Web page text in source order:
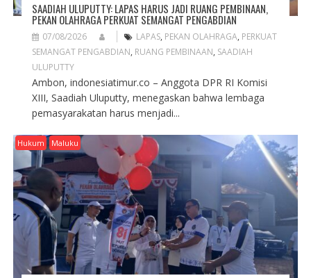
SAADIAH ULUPUTTY: LAPAS HARUS JADI RUANG PEMBINAAN,
PEKAN OLAHRAGA PERKUAT SEMANGAT PENGABDIAN
07/08/2026 LAPAS, PEKAN OLAHRAGA, PERKUAT
SEMANGAT PENGABDIAN, RUANG PEMBINAAN, SAADIAH
ULUPUTTY
Ambon, indonesiatimur.co – Anggota DPR RI Komisi
XIII, Saadiah Uluputty, menegaskan bahwa lembaga
pemasyarakatan harus menjadi...
Hukum Maluku